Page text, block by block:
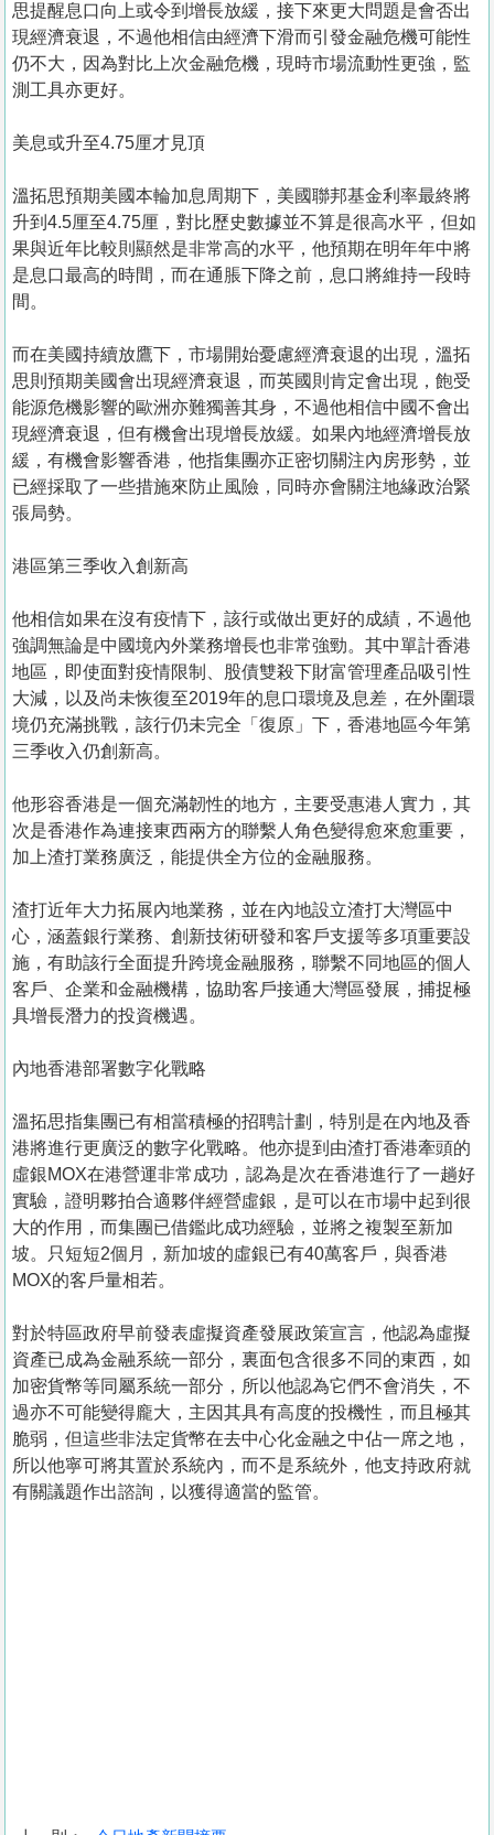
關
於
我
們
思提醒息口向上或令到增長放緩，接下來更大問題是會否出
現經濟衰退，不過他相信由經濟下滑而引發金融危機可能性
仍不大，因為對比上次金融危機，現時市場流動性更強，監
測工具亦更好。
美息或升至4.75厘才見頂
溫拓思預期美國本輪加息周期下，美國聯邦基金利率最終將
升到4.5厘至4.75厘，對比歷史數據並不算是很高水平，但如
果與近年比較則顯然是非常高的水平，他預期在明年年中將
是息口最高的時間，而在通脹下降之前，息口將維持一段時
間。
而在美國持續放鷹下，市場開始憂慮經濟衰退的出現，溫拓
思則預期美國會出現經濟衰退，而英國則肯定會出現，飽受
能源危機影響的歐洲亦難獨善其身，不過他相信中國不會出
現經濟衰退，但有機會出現增長放緩。如果內地經濟增長放
緩，有機會影響香港，他指集團亦正密切關注內房形勢，並
已經採取了一些措施來防止風險，同時亦會關注地緣政治緊
張局勢。
港區第三季收入創新高
他相信如果在沒有疫情下，該行或做出更好的成績，不過他
強調無論是中國境內外業務增長也非常強勁。其中單計香港
地區，即使面對疫情限制、股債雙殺下財富管理產品吸引性
大減，以及尚未恢復至2019年的息口環境及息差，在外圍環
境仍充滿挑戰，該行仍未完全「復原」下，香港地區今年第
三季收入仍創新高。
他形容香港是一個充滿韌性的地方，主要受惠港人實力，其
次是香港作為連接東西兩方的聯繫人角色變得愈來愈重要，
加上渣打業務廣泛，能提供全方位的金融服務。
渣打近年大力拓展內地業務，並在內地設立渣打大灣區中
心，涵蓋銀行業務、創新技術研發和客戶支援等多項重要設
施，有助該行全面提升跨境金融服務，聯繫不同地區的個人
客戶、企業和金融機構，協助客戶接通大灣區發展，捕捉極
具增長潛力的投資機遇。
內地香港部署數字化戰略
溫拓思指集團已有相當積極的招聘計劃，特別是在內地及香
港將進行更廣泛的數字化戰略。他亦提到由渣打香港牽頭的
虛銀MOX在港營運非常成功，認為是次在香港進行了一趟好
實驗，證明夥拍合適夥伴經營虛銀，是可以在市場中起到很
大的作用，而集團已借鑑此成功經驗，並將之複製至新加
坡。只短短2個月，新加坡的虛銀已有40萬客戶，與香港
MOX的客戶量相若。
對於特區政府早前發表虛擬資產發展政策宣言，他認為虛擬
資產已成為金融系統一部分，裏面包含很多不同的東西，如
加密貨幣等同屬系統一部分，所以他認為它們不會消失，不
過亦不可能變得龐大，主因其具有高度的投機性，而且極其
脆弱，但這些非法定貨幣在去中心化金融之中佔一席之地，
所以他寧可將其置於系統內，而不是系統外，他支持政府就
有關議題作出諮詢，以獲得適當的監管。